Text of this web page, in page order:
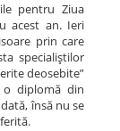
pentru Ziua
acest an. Ieri
prin care
specialiştilor
deosebite”
o diplomă din
însă nu se